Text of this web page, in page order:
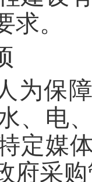
。
为保
、电
定媒
府采